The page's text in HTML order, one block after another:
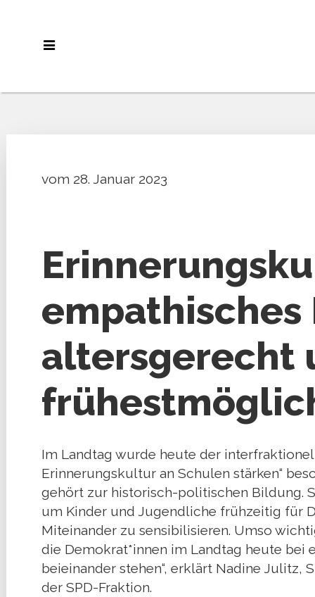
vom 28. Januar 2023
empathisches
altersgerecht
Im Landtag wurde heute der
Erinnerungskultur an Schulen stärken“
gehört zur historisch-politischen Bildung.
um Kinder und Jugendliche frühzeitig für
Miteinander zu sensibilisieren. Umso
die Demokrat*innen im Landtag heute bei
beieinander stehen“, erklärt Nadine
der SPD-Fraktion.